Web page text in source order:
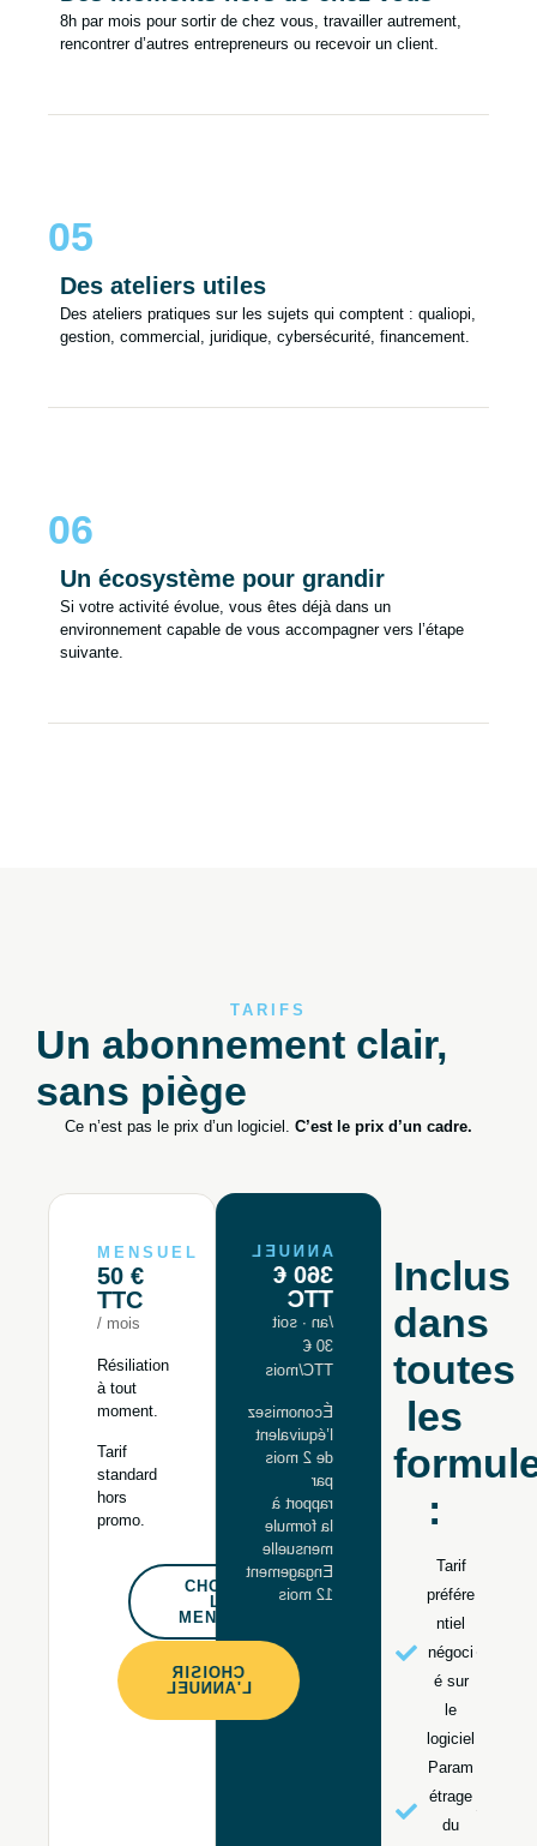
8h par mois pour sortir de chez vous, travailler autrement,
rencontrer d’autres entrepreneurs ou recevoir un client.
05
Des ateliers utiles
Des ateliers pratiques sur les sujets qui comptent : qualiopi,
gestion, commercial, juridique, cybersécurité, financement.
06
Un écosystème pour grandir
Si votre activité évolue, vous êtes déjà dans un
environnement capable de vous accompagner vers l’étape
suivante.
TARIFS
Un abonnement clair,
sans piège
Ce n’est pas le prix d’un logiciel. C’est le prix d’un cadre.
MENSUEL
50 €
TTC
/ mois
Résiliation
à tout
moment.
Tarif
standard
hors
promo.
CHOISIR
LE
MENSUEL
ANNUEL
360 €
TTC
/an · soit
30 €
TTC/mois
Économisez
l’équivalent
de 2 mois
par
rapport à
la formule
mensuelle
Engagement
12 mois
CHOISIR
L'ANNUEL
Inclus
dans
toutes
les
:
Tarif
préfére
ntiel
négoci
é sur
le
logiciel
Param
étrage
du